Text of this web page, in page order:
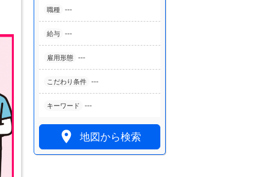
職種 ---
給与 ---
雇用形態 ---
こだわり条件 ---
キーワード ---
 地図から検索